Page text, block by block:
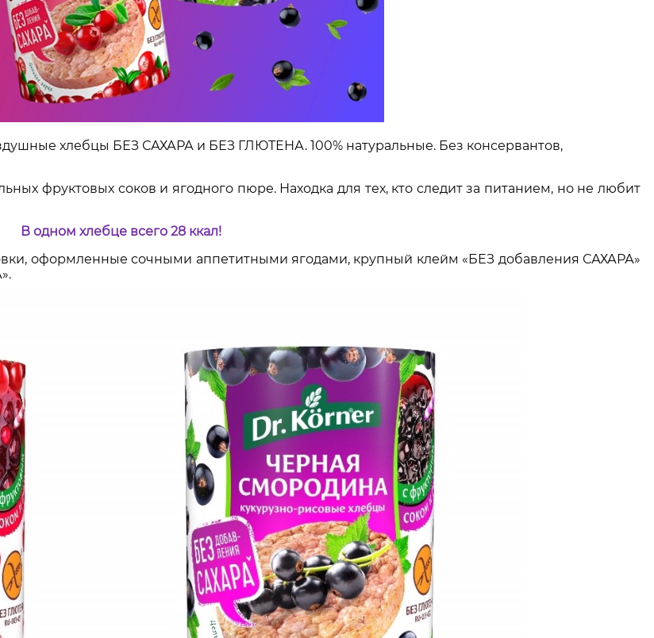
хлебцы БЕЗ САХАРА и БЕЗ ГЛЮТЕНА. 100% натуральные. Без консервантов,
фруктовых соков и ягодного пюре. Находка для тех, кто следит за питанием, но не любит
В одном хлебце всего 28 ккал!
оформленные сочными аппетитными ягодами, крупный клейм «БЕЗ добавления САХАРА»